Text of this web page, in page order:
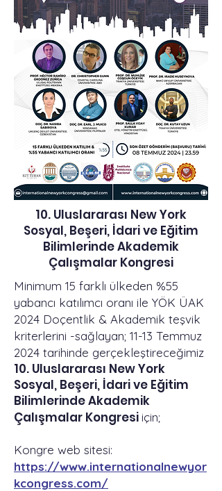
10. Uluslararası New York
Sosyal, Beşeri, İdari ve Eğitim
Bilimlerinde Akademik
Çalışmalar Kongresi
Minimum 15 farklı ülkeden %55
yabancı katılımcı oranı ile YÖK ÜAK
2024 Doçentlik & Akademik teşvik
kriterlerini -sağlayan; 11-13 Temmuz
2024 tarihinde gerçekleştireceğimiz
10. Uluslararası New York
Sosyal, Beşeri, İdari ve Eğitim
Bilimlerinde Akademik
Çalışmalar Kongresi için;
Kongre web sitesi:
https://www.internationalnewyor
kcongress.com/